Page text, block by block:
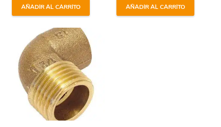
AÑADIR AL CARRITO AÑADIR AL CARRITO